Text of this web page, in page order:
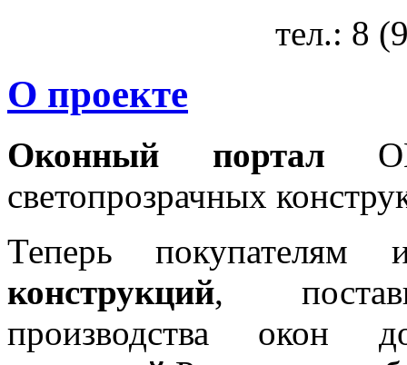
тел.: 8
О проекте
Оконный портал
светопрозрачных
Теперь покупателям
конструкций,
производства окон